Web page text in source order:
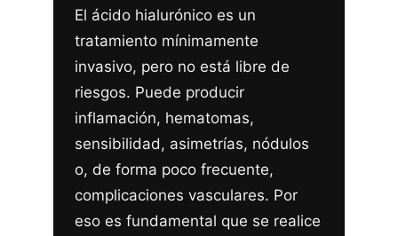
El ácido hialurónico es un
tratamiento mínimamente
invasivo, pero no está libre de
riesgos. Puede producir
inflamación, hematomas,
sensibilidad, asimetrías, nódulos
o, de forma poco frecuente,
complicaciones vasculares. Por
eso es fundamental que se realice